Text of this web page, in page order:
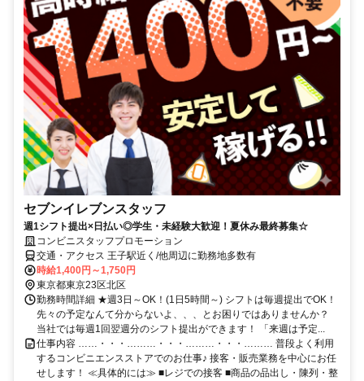
セブンイレブンスタッフ
週1シフト提出×日払い◎学生・未経験大歓迎！夏休み最終募集☆
コンビニスタッフプロモーション
交通・アクセス 王子駅近く/他周辺に勤務地多数有
時給1,400円～1,750円
東京都東京23区北区
勤務時間詳細 ★週3日～OK！(1日5時間～) シフトは毎週提出でOK！
先々の予定なんて分からないよ、、、とお困りではありませんか？
当社では毎週1回翌週分のシフト提出ができます！ 「来週は予定...
仕事内容 ……・・・………・・・………・・・……… 普段よく利用
するコンビニエンスストアでのお仕事♪ 接客・販売業務を中心にお任
せします！ ≪具体的には≫ ■レジでの接客 ■商品の品出し・陳列・整